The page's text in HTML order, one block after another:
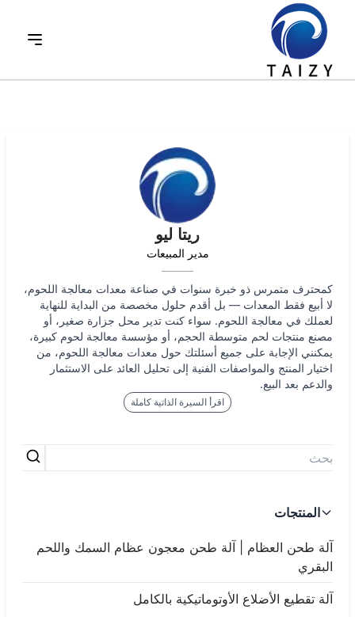
ريتا ليو
مدير المبيعات
كمحترف متمرس ذو خبرة سنوات في صناعة معدات معالجة اللحوم،
لا أبيع فقط المعدات — بل أقدم حلول مخصصة من البداية للنهاية
لعملك في معالجة اللحوم. سواء كنت تدير محل جزارة صغير، أو
مصنع منتجات لحم متوسطة الحجم، أو مؤسسة معالجة لحوم كبيرة،
يمكنني الإجابة على جميع أسئلتك حول معدات معالجة اللحوم، من
اختيار المنتج والمواصفات الفنية إلى تحليل العائد على الاستثمار
والدعم بعد البيع.
اقرأ السيرة الذاتية كاملة
المنتجات
آلة طحن العظام | آلة طحن معجون عظام السمك واللحم
البقري
آلة تقطيع الأضلاع الأوتوماتيكية بالكامل